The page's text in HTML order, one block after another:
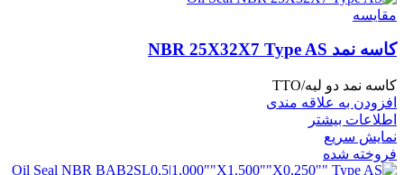
مقايسه
کاسه نمد NBR 25X32X7 Type AS
کاسه نمد دو لبه/TTO
افزودن به علاقه مندی
اطلاعات بیشتر
نمایش سریع
فروخته شده